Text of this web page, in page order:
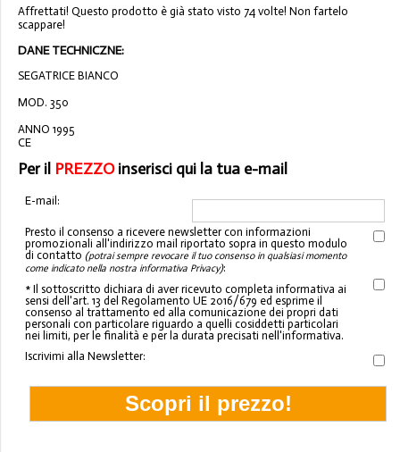
Affrettati! Questo prodotto è già stato visto 74 volte! Non fartelo
scappare!
DANE TECHNICZNE:
SEGATRICE BIANCO
MOD. 350
ANNO 1995
CE
Per il PREZZOinserisci qui la tua e-mail
E-mail:
Presto il consenso a ricevere newsletter con informazioni
promozionali all'indirizzo mail riportato sopra in questo modulo
di contatto (potrai sempre revocare il tuo consenso in qualsiasi momento
come indicato nella nostra informativa Privacy):
* Il sottoscritto dichiara di aver ricevuto completa informativa ai
sensi dell'art. 13 del Regolamento UE 2016/679 ed esprime il
consenso al trattamento ed alla comunicazione dei propri dati
personali con particolare riguardo a quelli cosiddetti particolari
nei limiti, per le finalità e per la durata precisati nell'informativa.
Iscrivimi alla Newsletter: